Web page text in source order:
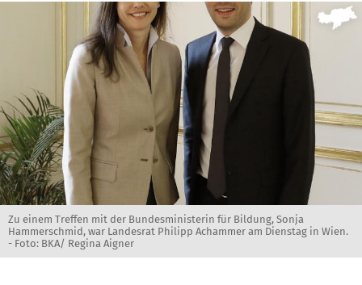
Zu einem Treffen mit der Bundesministerin für Bildung, Sonja
Hammerschmid, war Landesrat Philipp Achammer am Dienstag in Wien.
- Foto: BKA/ Regina Aigner